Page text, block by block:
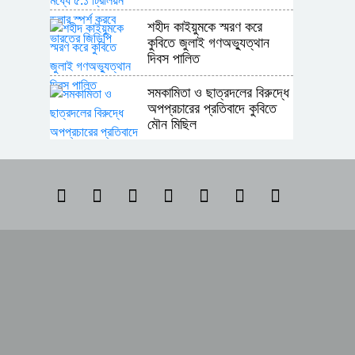
শহীদ কাইয়ুমকে স্মরণ করে
কুবিতে জুলাই গণঅভ্যুত্থান
দিবস পালিত
সমকামিতা ও ছাত্রদলের বিরুদ্ধে
অপপ্রচারের প্রতিবাদে কুবিতে
মৌন মিছিল
অন্যের অধিকার নিয়ে সোচ্চার,